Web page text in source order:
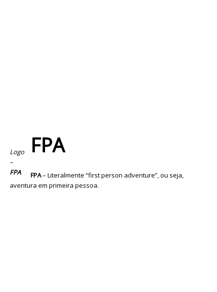
Logo
–
FPA
FPA
FPA– Literalmente “first person adventure”, ou seja,
aventura em primeira pessoa.